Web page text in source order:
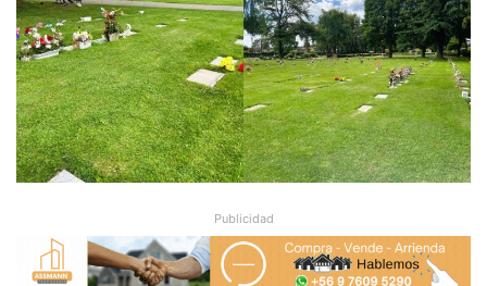
Publicidad